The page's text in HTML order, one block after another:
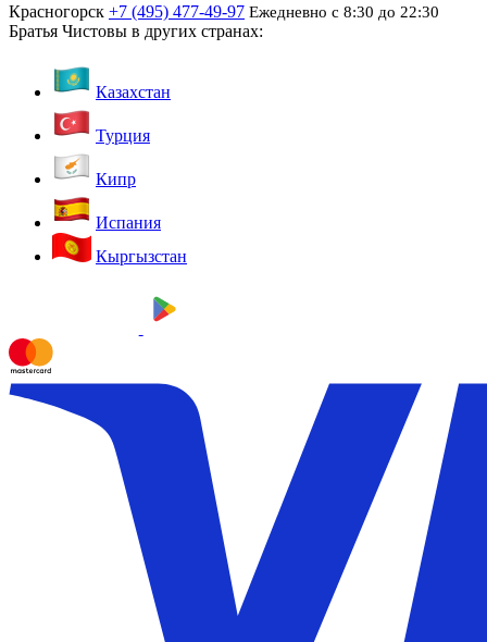
Красногорск +7 (495) 477-49-97 Ежедневно с 8:30 до 22:30
Братья Чистовы в других странах:
Казахстан
Турция
Кипр
Испания
Кыргызстан